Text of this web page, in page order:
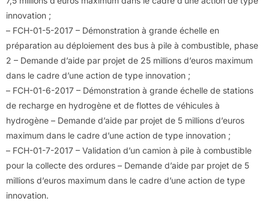
innovation ;
– FCH-01-5-2017 – Démonstration à grande échelle en
préparation au déploiement des bus à pile à combustible, phase
2 – Demande d’aide par projet de 25 millions d’euros maximum
dans le cadre d’une action de type innovation ;
– FCH-01-6-2017 – Démonstration à grande échelle de stations
de recharge en hydrogène et de flottes de véhicules à
hydrogène – Demande d’aide par projet de 5 millions d’euros
maximum dans le cadre d’une action de type innovation ;
– FCH-01-7-2017 – Validation d’un camion à pile à combustible
pour la collecte des ordures – Demande d’aide par projet de 5
millions d’euros maximum dans le cadre d’une action de type
innovation.